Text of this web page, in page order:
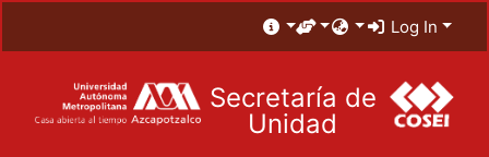
Log In
Secretaría de
Unidad